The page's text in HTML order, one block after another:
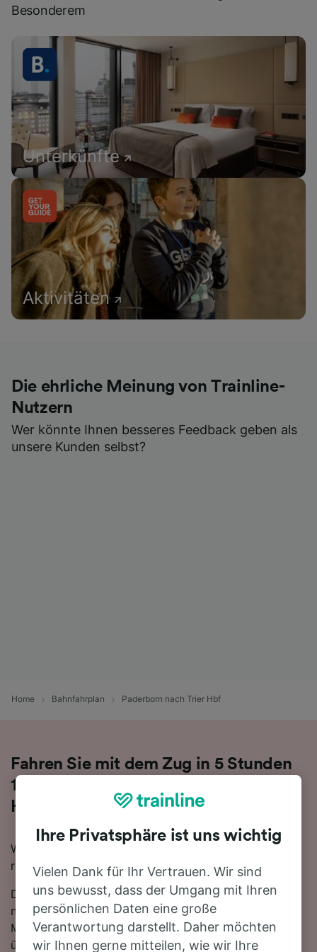
Besonderem
Unterkünfte
Aktivitäten
Die ehrliche Meinung von Trainline-
Nutzern
Wer könnte Ihnen besseres Feedback geben als
unsere Kunden selbst?
Home Bahnfahrplan Paderborn nach Trier Hbf
Fahren Sie mit dem Zug in 5 Stunden
14 Minuten von Paderborn nach Trier
Hbf
Wenn Sie mit dem Zug von Paderborn nach Trier Hbf
reisen möchten, sind Sie hier genau richtig.
Die schnellste Reisezeit für die Fahrt von Paderborn
nach Trier Hbf mit dem Zug beträgt 5 Stunden 14
Minuten. In der Regel fahren auf dieser Route, die sich
über 263 km erstreckt, etwa 29 Züge am Tag. Sie
Ihre Privatsphäre ist uns wichtig
Vielen Dank für Ihr Vertrauen. Wir sind
uns bewusst, dass der Umgang mit Ihren
persönlichen Daten eine große
Verantwortung darstellt. Daher möchten
wir Ihnen gerne mitteilen, wie wir Ihre